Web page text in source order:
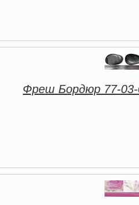
Фреш Бордюр 77-